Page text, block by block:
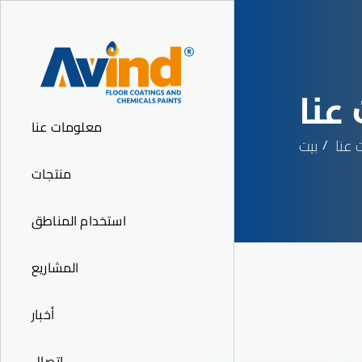
معلومات عنا
منتجات
استخدام المناطق
المشاريع
أخبار
بيت